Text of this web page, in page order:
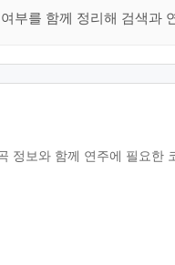
부를 함께 정리해 검색과
정보와 함께 연주에 필요한